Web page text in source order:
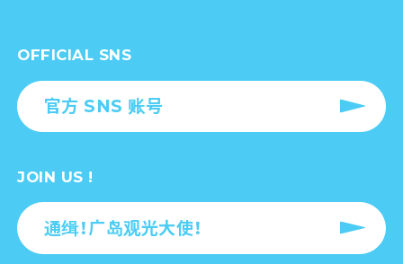
OFFICIAL SNS
官方 SNS 账号
JOIN US !
通缉！广岛观光大使！